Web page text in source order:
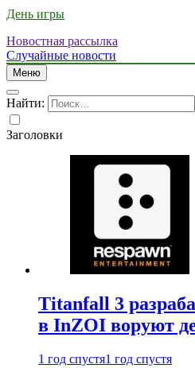
День игры
Новостная рассылка
Случайные новости
Меню
Найти:
Заголовки
Titanfall 3
в InZOI воруют
1 год спустя1 год спустя